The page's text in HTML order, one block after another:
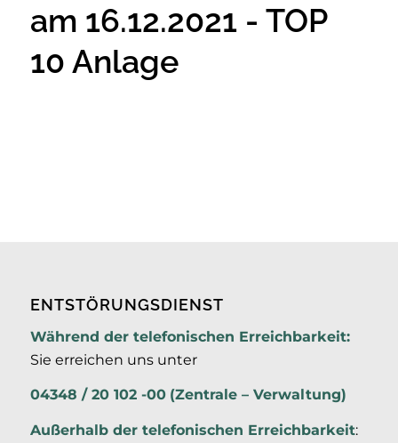
am 16.12.2021 - TOP
10 Anlage
ENTSTÖRUNGSDIENST
Während der telefonischen Erreichbarkeit:
Sie erreichen uns unter
04348 / 20 102 -00 (Zentrale – Verwaltung)
Außerhalb der telefonischen Erreichbarkeit: